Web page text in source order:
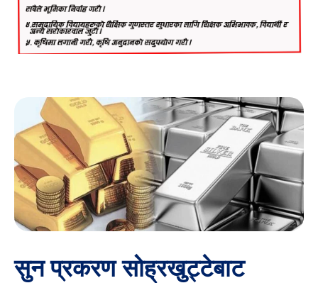
सुन प्रकरण सोह्रखुट्टेबाट